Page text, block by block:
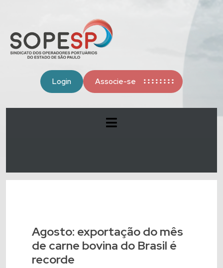
Login Associe-se
Agosto: exportação do mês
de carne bovina do Brasil é
recorde